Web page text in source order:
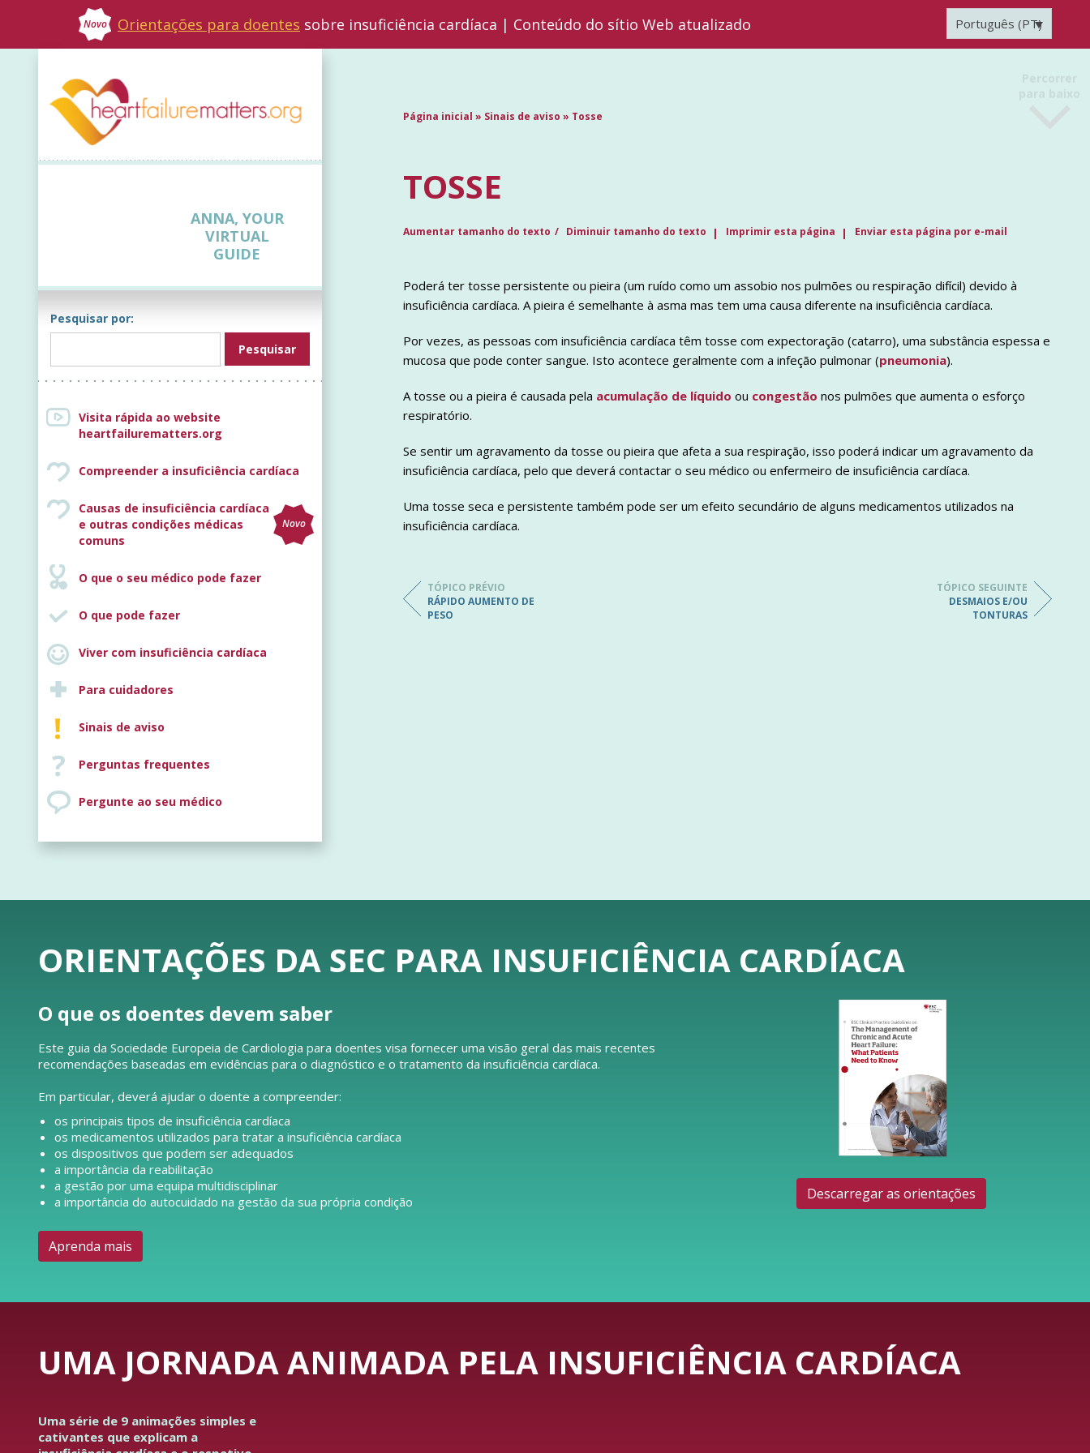
Novo Orientações para doentes sobre insuficiência cardíaca | Conteúdo do sítio Web atualizado Português (PT)
ANNA, YOUR
VIRTUAL
GUIDE
Pesquisar por:
Visita rápida ao website
heartfailurematters.org
Compreender a insuficiência cardíaca
Causas de insuficiência cardíaca
e outras condições médicas
comuns
Novo
O que o seu médico pode fazer
O que pode fazer
Viver com insuficiência cardíaca
Para cuidadores
Sinais de aviso
Perguntas frequentes
Pergunte ao seu médico
Página inicial » Sinais de aviso » Tosse
TOSSE
Aumentar tamanho do texto Diminuir tamanho do texto Imprimir esta página Enviar esta página por e-mail
Poderá ter tosse persistente ou pieira (um ruído como um assobio nos pulmões ou respiração difícil) devido à
insuficiência cardíaca. A pieira é semelhante à asma mas tem uma causa diferente na insuficiência cardíaca.
Por vezes, as pessoas com insuficiência cardíaca têm tosse com expectoração (catarro), uma substância espessa e
mucosa que pode conter sangue. Isto acontece geralmente com a infeção pulmonar (pneumonia).
A tosse ou a pieira é causada pela acumulação de líquido ou congestão nos pulmões que aumenta o esforço
respiratório.
Se sentir um agravamento da tosse ou pieira que afeta a sua respiração, isso poderá indicar um agravamento da
insuficiência cardíaca, pelo que deverá contactar o seu médico ou enfermeiro de insuficiência cardíaca.
Uma tosse seca e persistente também pode ser um efeito secundário de alguns medicamentos utilizados na
insuficiência cardíaca.
TÓPICO PRÉVIO
RÁPIDO AUMENTO DE
PESO
TÓPICO SEGUINTE
DESMAIOS E/OU
TONTURAS
ORIENTAÇÕES DA SEC PARA INSUFICIÊNCIA CARDÍACA
O que os doentes devem saber
Este guia da Sociedade Europeia de Cardiologia para doentes visa fornecer uma visão geral das mais recentes
recomendações baseadas em evidências para o diagnóstico e o tratamento da insuficiência cardíaca.
Em particular, deverá ajudar o doente a compreender:
os principais tipos de insuficiência cardíaca
os medicamentos utilizados para tratar a insuficiência cardíaca
os dispositivos que podem ser adequados
a importância da reabilitação
a gestão por uma equipa multidisciplinar
a importância do autocuidado na gestão da sua própria condição
Aprenda mais
Descarregar as orientações
UMA JORNADA ANIMADA PELA INSUFICIÊNCIA CARDÍACA
Uma série de 9 animações simples e
cativantes que explicam a